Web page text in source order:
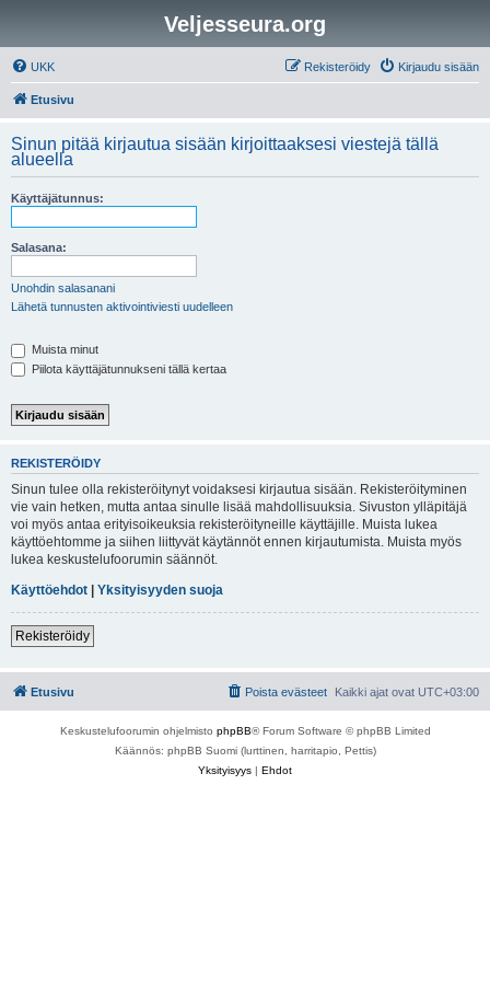
Veljesseura.org
UKK Kirjaudu sisään
Rekisteröidy
Etusivu
Sinun pitää kirjautua sisään kirjoittaaksesi viestejä tällä
alueella
Käyttäjätunnus:
Salasana:
Unohdin salasanani
Lähetä tunnusten aktivointiviesti uudelleen
Muista minut
Piilota käyttäjätunnukseni tällä kertaa
REKISTERÖIDY
Sinun tulee olla rekisteröitynyt voidaksesi kirjautua sisään. Rekisteröityminen
vie vain hetken, mutta antaa sinulle lisää mahdollisuuksia. Sivuston ylläpitäjä
voi myös antaa erityisoikeuksia rekisteröityneille käyttäjille. Muista lukea
käyttöehtomme ja siihen liittyvät käytännöt ennen kirjautumista. Muista myös
lukea keskustelufoorumin säännöt.
Käyttöehdot | Yksityisyyden suoja
Rekisteröidy
Etusivu Kaikki ajat ovat UTC+03:00
Poista evästeet
Keskustelufoorumin ohjelmisto phpBB® Forum Software © phpBB Limited
Käännös: phpBB Suomi (lurttinen, harritapio, Pettis)
Yksityisyys | Ehdot